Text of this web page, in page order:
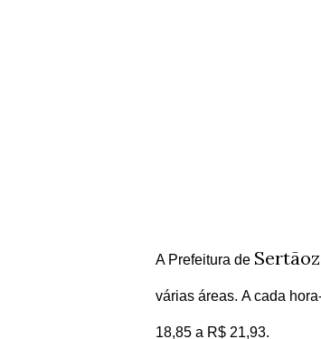
A Prefeitura de
várias áreas. A cada
18,85 a R$ 21,93.